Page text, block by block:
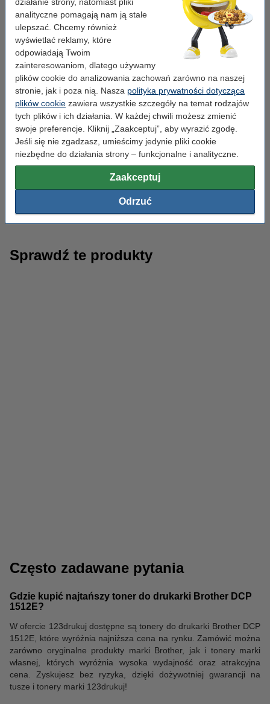
analityczne pomagają nam ją stale
ulepszać. Chcemy również
wyświetlać reklamy, które
odpowiadają Twoim
zainteresowaniom, dlatego używamy
plików cookie do analizowania zachowań zarówno na naszej
stronie, jak i poza nią. Nasza polityka prywatności dotycząca
plików cookie zawiera wszystkie szczegóły na temat rodzajów
tych plików i ich działania. W każdej chwili możesz zmienić
swoje preferencje. Kliknij „Zaakceptuj”, aby wyrazić zgodę.
Jeśli się nie zgadzasz, umieścimy jedynie pliki cookie
niezbędne do działania strony – funkcjonalne i analityczne.
Zaakceptuj
Odrzuć
123drukuj
W ofercie sklepu, poza oryginalnymi tonerami Brother TN 1030,
zamówić można również tonery marki 123drukuj. Wyróżnia je
niezwykle wysoka wydajność, pozwalająca na drukowanie
większej liczby stron w niskiej cenie. Co ważne, oszczędzając na
kosztach wydruku, wcale nie tracimy na jakości, która pozostaje
na wysokim poziomie. Dodatkowo, sprawdzona marka własna
123drukuj oferuje bezpieczeństwo i bezawaryjność tonerów, które
są produkowane, z zachowaniem najwyższym norm jakości,
przez fabrykę posiadającą certyfikat ISO9001.
Zaletą drukarek laserowych, takich jak Brother DCP 1512E, jest
to, że wykorzystują do działania toner. Jest to proszek, który
zostaje utrwalony na papierze za pomocą wysokiej temperatury.
Dzięki temu nie ma obawy o to, że treść zamoczonych
dokumentów ulegnie zniekształceniu lub rozmyciu.
Sprawdź te produkty
Często zadawane pytania
Gdzie kupić najtańszy toner do drukarki Brother DCP
1512E?
W ofercie 123drukuj dostępne są tonery do drukarki Brother DCP
1512E, które wyróżnia najniższa cena na rynku. Zamówić można
zarówno oryginalne produkty marki Brother, jak i tonery marki
własnej, których wyróżnia wysoka wydajność oraz atrakcyjna
cena. Zyskujesz bez ryzyka, dzięki dożywotniej gwarancji na
tusze i tonery marki 123drukuj!